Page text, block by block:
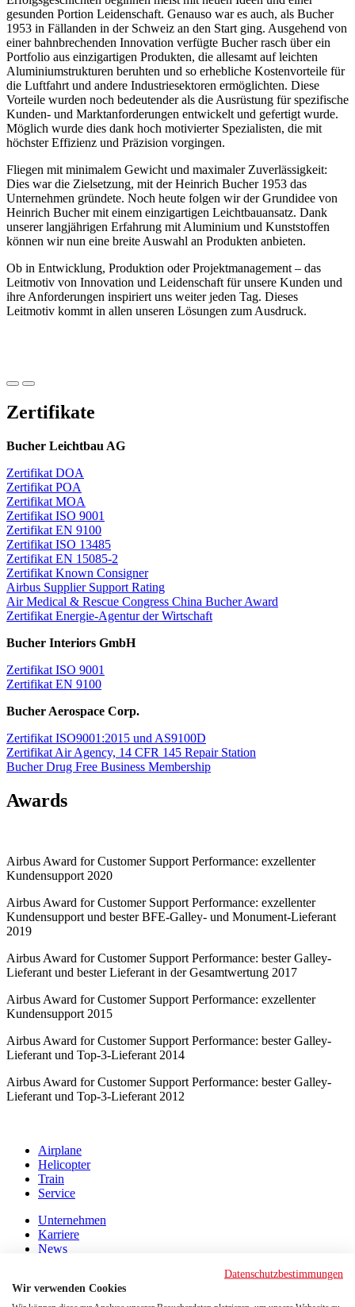
gesunden Portion Leidenschaft. Genauso war es auch, als Bucher
1953 in Fällanden in der Schweiz an den Start ging. Ausgehend von
einer bahnbrechenden Innovation verfügte Bucher rasch über ein
Portfolio aus einzigartigen Produkten, die allesamt auf leichten
Aluminiumstrukturen beruhten und so erhebliche Kostenvorteile für
die Luftfahrt und andere Industriesektoren ermöglichten. Diese
Vorteile wurden noch bedeutender als die Ausrüstung für spezifische
Kunden- und Marktanforderungen entwickelt und gefertigt wurde.
Möglich wurde dies dank hoch motivierter Spezialisten, die mit
höchster Effizienz und Präzision vorgingen.
Fliegen mit minimalem Gewicht und maximaler Zuverlässigkeit:
Dies war die Zielsetzung, mit der Heinrich Bucher 1953 das
Unternehmen gründete. Noch heute folgen wir der Grundidee von
Heinrich Bucher mit einem einzigartigen Leichtbauansatz. Dank
unserer langjährigen Erfahrung mit Aluminium und Kunststoffen
können wir nun eine breite Auswahl an Produkten anbieten.
Ob in Entwicklung, Produktion oder Projektmanagement – das
Leitmotiv von Innovation und Leidenschaft für unsere Kunden und
ihre Anforderungen inspiriert uns weiter jeden Tag. Dieses
Leitmotiv kommt in allen unseren Lösungen zum Ausdruck.
Zertifikate
Bucher Leichtbau AG
Zertifikat DOA
Zertifikat POA
Zertifikat MOA
Zertifikat ISO 9001
Zertifikat EN 9100
Zertifikat ISO 13485
Zertifikat EN 15085-2
Zertifikat Known Consigner
Airbus Supplier Support Rating
Air Medical & Rescue Congress China Bucher Award
Zertifikat Energie-Agentur der Wirtschaft
Bucher Interiors GmbH
Zertifikat ISO 9001
Zertifikat EN 9100
Bucher Aerospace Corp.
Zertifikat ISO9001:2015 und AS9100D
Zertifikat Air Agency, 14 CFR 145 Repair Station
Bucher Drug Free Business Membership
Awards
Airbus Award for Customer Support Performance: exzellenter
Kundensupport 2020
Airbus Award for Customer Support Performance: exzellenter
Kundensupport und bester BFE-Galley- und Monument-Lieferant
2019
Airbus Award for Customer Support Performance: bester Galley-
Lieferant und bester Lieferant in der Gesamtwertung 2017
Airbus Award for Customer Support Performance: exzellenter
Kundensupport 2015
Airbus Award for Customer Support Performance: bester Galley-
Lieferant und Top-3-Lieferant 2014
Airbus Award for Customer Support Performance: bester Galley-
Lieferant und Top-3-Lieferant 2012
Airplane
Helicopter
Train
Service
Unternehmen
Karriere
News
Bucher Shop
Datenschutzbestimmungen
Wir verwenden Cookies